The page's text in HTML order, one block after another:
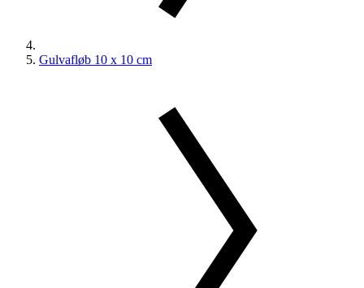
Gulvafløb 10 x 10 cm